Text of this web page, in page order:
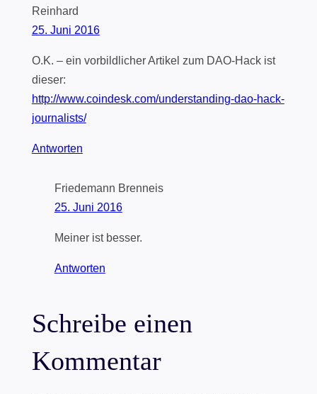
Reinhard
25. Juni 2016
O.K. – ein vorbildlicher Artikel zum DAO-Hack ist
dieser:
http://www.coindesk.com/understanding-dao-hack-
journalists/
Antworten
Friedemann Brenneis
25. Juni 2016
Meiner ist besser.
Antworten
Schreibe einen
Kommentar